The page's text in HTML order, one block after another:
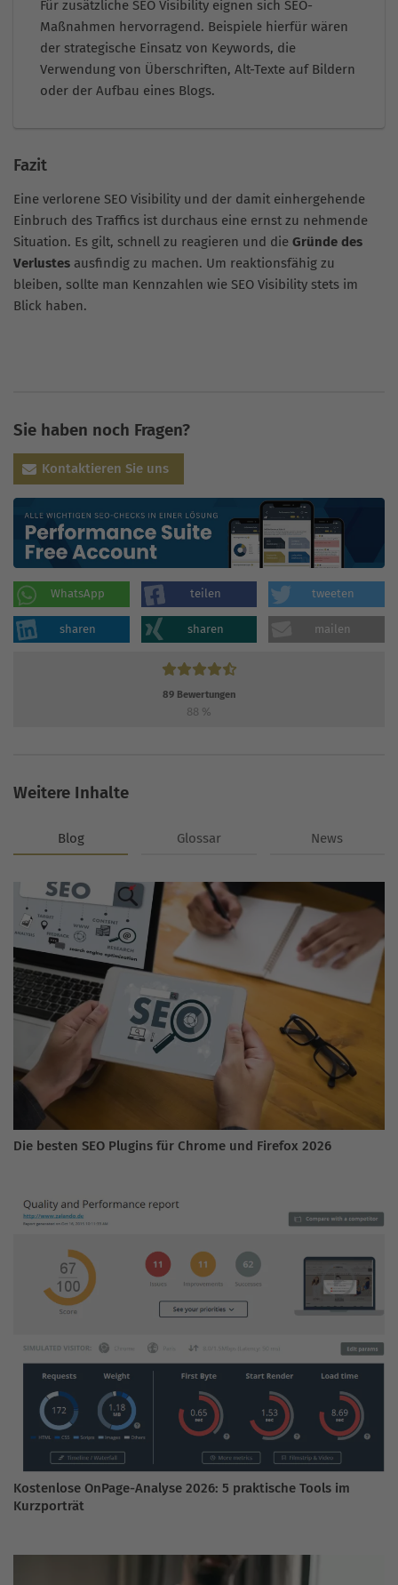
Für zusätzliche SEO Visibility eignen sich SEO-
Maßnahmen hervorragend. Beispiele hierfür wären
der strategische Einsatz von Keywords, die
Verwendung von Überschriften, Alt-Texte auf Bildern
oder der Aufbau eines Blogs.
Fazit
Eine verlorene SEO Visibility und der damit einhergehende
Einbruch des Traffics ist durchaus eine ernst zu nehmende
Situation. Es gilt, schnell zu reagieren und die Gründe des
Verlustes ausfindig zu machen. Um reaktionsfähig zu
bleiben, sollte man Kennzahlen wie SEO Visibility stets im
Blick haben.
Sie haben noch Fragen?
Kontaktieren Sie uns
WhatsApp teilen tweeten
sharen sharen mailen
89 Bewertungen
88 %
Weitere Inhalte
Blog Glossar News
Die besten SEO Plugins für Chrome und Firefox 2026
Kostenlose OnPage-Analyse 2026: 5 praktische Tools im
Kurzporträt